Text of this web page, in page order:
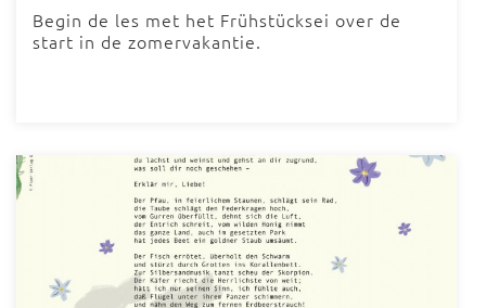
Begin de les met het Frühstücksei over de
start in de zomervakantie.